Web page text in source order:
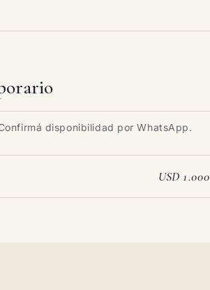
disponibilidad por WhatsApp.
USD 1.000